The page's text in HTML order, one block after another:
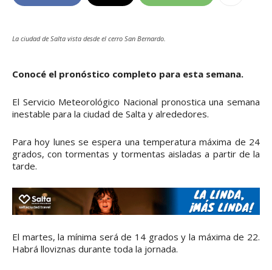
La ciudad de Salta vista desde el cerro San Bernardo.
Conocé el pronóstico completo para esta semana.
El Servicio Meteorológico Nacional pronostica una semana
inestable para la ciudad de Salta y alrededores.
Para hoy lunes se espera una temperatura máxima de 24
grados, con tormentas y tormentas aisladas a partir de la
tarde.
El martes, la mínima será de 14 grados y la máxima de 22.
Habrá lloviznas durante toda la jornada.